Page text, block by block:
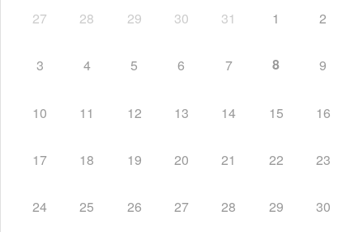
27 28 29 30 31 1 2
3 4 5 6 7 8 9
10 11 12 13 14 15 16
17 18 19 20 21 22 23
24 25 26 27 28 29 30